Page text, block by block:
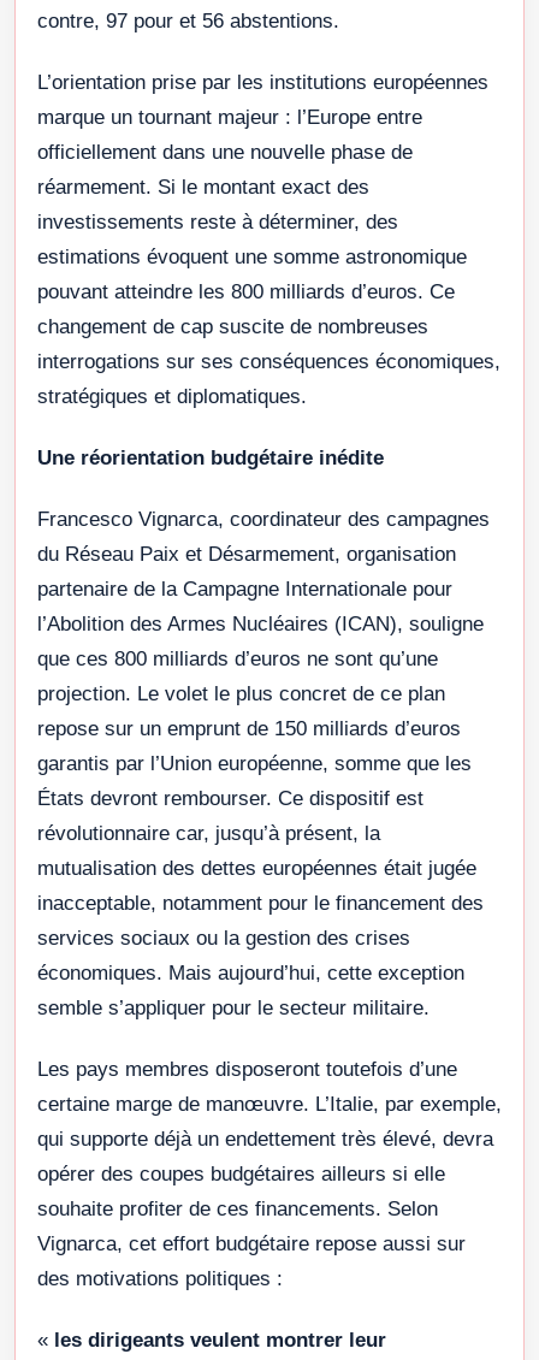
contre, 97 pour et 56 abstentions.
L’orientation prise par les institutions européennes
marque un tournant majeur : l’Europe entre
officiellement dans une nouvelle phase de
réarmement. Si le montant exact des
investissements reste à déterminer, des
estimations évoquent une somme astronomique
pouvant atteindre les 800 milliards d’euros. Ce
changement de cap suscite de nombreuses
interrogations sur ses conséquences économiques,
stratégiques et diplomatiques.
Une réorientation budgétaire inédite
Francesco Vignarca, coordinateur des campagnes
du Réseau Paix et Désarmement, organisation
partenaire de la Campagne Internationale pour
l’Abolition des Armes Nucléaires (ICAN), souligne
que ces 800 milliards d’euros ne sont qu’une
projection. Le volet le plus concret de ce plan
repose sur un emprunt de 150 milliards d’euros
garantis par l’Union européenne, somme que les
États devront rembourser. Ce dispositif est
révolutionnaire car, jusqu’à présent, la
mutualisation des dettes européennes était jugée
inacceptable, notamment pour le financement des
services sociaux ou la gestion des crises
économiques. Mais aujourd’hui, cette exception
semble s’appliquer pour le secteur militaire.
Les pays membres disposeront toutefois d’une
certaine marge de manœuvre. L’Italie, par exemple,
qui supporte déjà un endettement très élevé, devra
opérer des coupes budgétaires ailleurs si elle
souhaite profiter de ces financements. Selon
Vignarca, cet effort budgétaire repose aussi sur
des motivations politiques :
« les dirigeants veulent montrer leur